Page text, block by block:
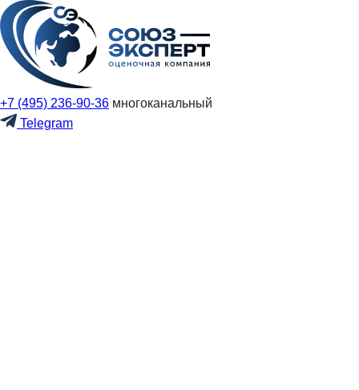
+7 (495) 236-90-36 многоканальный
Telegram